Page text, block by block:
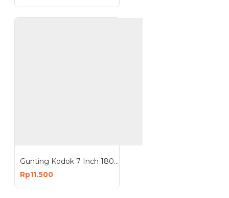
Gunting Kodok 7 Inch 180mm Potong Bahan Kain Kulit Serbaguna Tailor Scissors
Rp11.500